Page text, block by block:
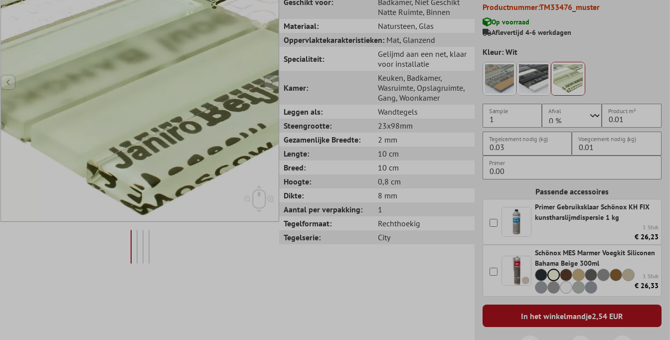
Natte Ruimte, Binnen
Materiaal:
Natursteen, Glas
Oppervlaktekarakteristieken: Mat, Glanzend
Specialiteit:
Gelijmd aan een net, klaar
voor installatie
Kamer:
Keuken, Badkamer,
Wasruimte, Opslagruimte,
Gang, Woonkamer
Leggen als:
Wandtegels
Steengrootte:
23x98mm
Gezamenlijke Breedte:
2 mm
Lengte:
10 cm
Breed:
10 cm
Hoogte:
0,8 cm
Dikte:
8 mm
Aantal per verpakking:
1
Tegelformaat:
Rechthoekig
Tegelserie:
City
Productnummer:TM33476_muster
Op voorraad
Aflevertijd 4-6 werkdagen
Kleur: Wit
Sample Afval Productm²
Tegelcement nodig (kg) Voegcement nodig (kg)
Primer
Passende accessoires
Primer Gebruiksklaar Schönox KH FIX
kunstharslijmdispersie 1 kg
1 Stuk
€ 26,23
Schönox MES Marmer Voegkit Siliconen
Bahama Beige 300ml
1 Stuk
€ 26,33
In het winkelmandje2,54EUR